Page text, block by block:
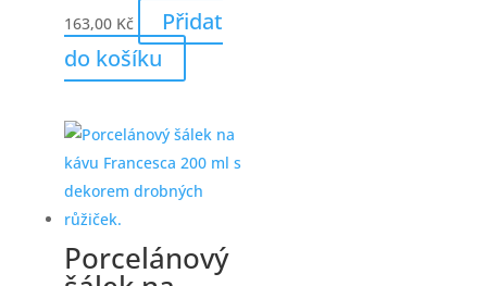
163,00 Kč
Přidat
do košíku
Porcelánový